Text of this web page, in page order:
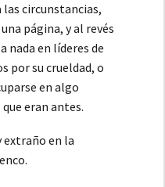
las circunstancias,
página, y al revés
nada en líderes de
por su crueldad, o
en algo
eran antes.
extraño en la